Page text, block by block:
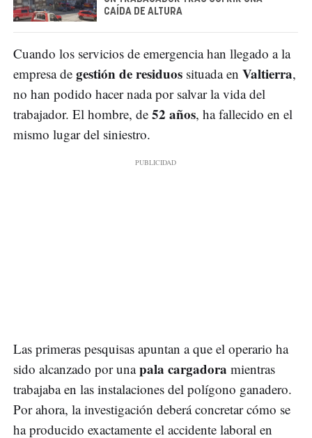
CAÍDA DE ALTURA
Cuando los servicios de emergencia han llegado a la
empresa de gestión de residuos situada en Valtierra,
no han podido hacer nada por salvar la vida del
trabajador. El hombre, de 52 años, ha fallecido en el
mismo lugar del siniestro.
Las primeras pesquisas apuntan a que el operario ha
sido alcanzado por unapala cargadora mientras
trabajaba en las instalaciones del polígono ganadero.
Por ahora, la investigación deberá concretar cómo se
ha producido exactamente el accidente laboral en